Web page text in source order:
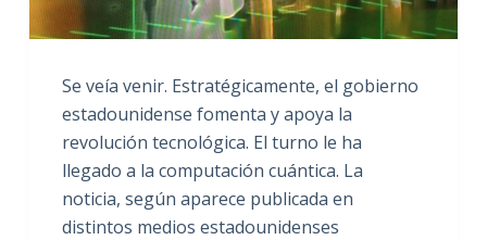
Se veía venir. Estratégicamente, el gobierno
estadounidense fomenta y apoya la
revolución tecnológica. El turno le ha
llegado a la computación cuántica. La
noticia, según aparece publicada en
distintos medios estadounidenses